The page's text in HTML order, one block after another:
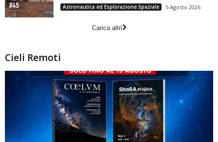
Astronautica ed Esplorazione Spaziale 5 Agosto 2026
Carica altri
Cieli Remoti